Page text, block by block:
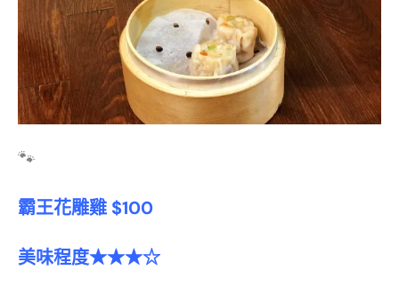
🐾
霸王花雕雞 $100
美味程度★★★☆